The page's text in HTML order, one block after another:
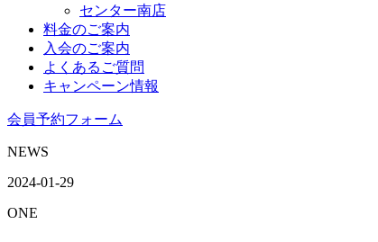
センター南店
料金のご案内
入会のご案内
よくあるご質問
キャンペーン情報
会員予約フォーム
NEWS
2024-01-29
ONE